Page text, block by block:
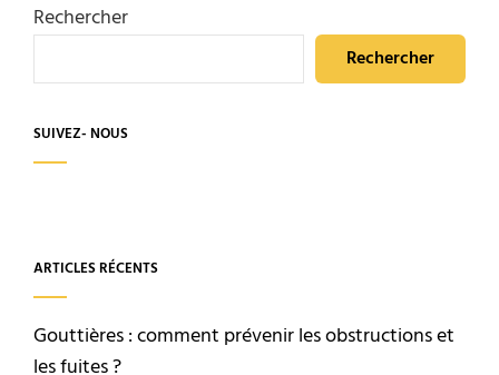
Rechercher
Rechercher
SUIVEZ- NOUS
ARTICLES RÉCENTS
Gouttières : comment prévenir les obstructions et
les fuites ?